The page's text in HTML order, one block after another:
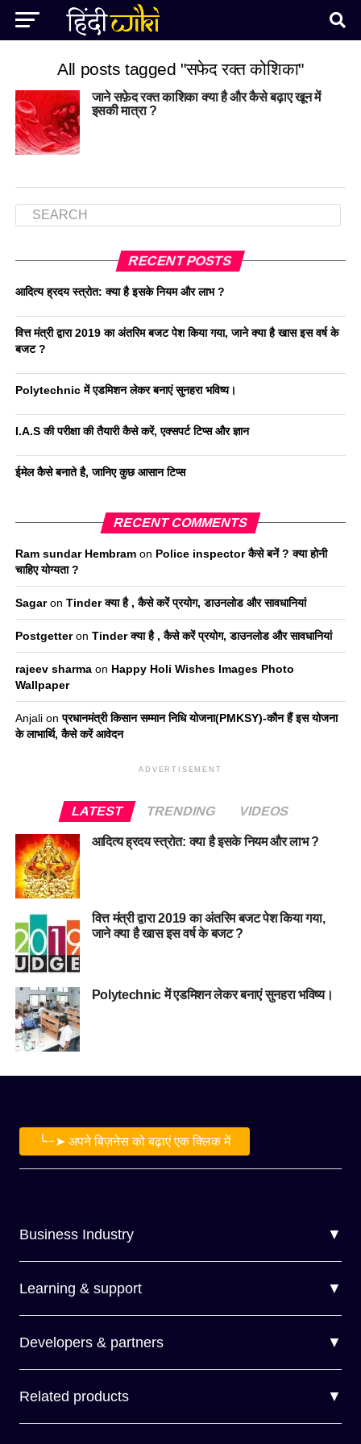
All posts tagged "सफेद रक्त कोशिका"
जाने सफ़ेद रक्त काशिका क्या है और कैसे बढ़ाए खून में
इसकी मात्रा ?
RECENT POSTS
आदित्य ह्रदय स्त्रोत: क्या है इसके नियम और लाभ ?
वित्त मंत्री द्वारा 2019 का अंतरिम बजट पेश किया गया, जाने क्या है खास इस वर्ष के
बजट ?
Polytechnic में एडमिशन लेकर बनाएं सुनहरा भविष्य।
I.A.S की परीक्षा की तैयारी कैसे करें, एक्सपर्ट टिप्स और ज्ञान
ईमेल कैसे बनाते है, जानिए कुछ आसान टिप्स
RECENT COMMENTS
Ram sundar Hembramon Police inspector कैसे बनें ? क्या होनी
चाहिए योग्यता ?
Sagaron Tinder क्या है , कैसे करें प्रयोग, डाउनलोड और सावधानियां
Postgetteron Tinder क्या है , कैसे करें प्रयोग, डाउनलोड और सावधानियां
rajeev sharmaon Happy Holi Wishes Images Photo
Wallpaper
Anjalionप्रधानमंत्री किसान सम्मान निधि योजना(PMKSY)-कौन हैं इस योजना
के लाभार्थि, कैसे करें आवेदन
ADVERTISEMENT
LATEST TRENDING VIDEOS
आदित्य ह्रदय स्त्रोत: क्या है इसके नियम और लाभ ?
वित्त मंत्री द्वारा 2019 का अंतरिम बजट पेश किया गया,
जाने क्या है खास इस वर्ष के बजट ?
Polytechnic में एडमिशन लेकर बनाएं सुनहरा भविष्य।
╰┈➤ अपने बिज़नेस को बढ़ाएं एक क्लिक में
Business Industry ▼
Learning & support ▼
Developers & partners ▼
Related products ▼